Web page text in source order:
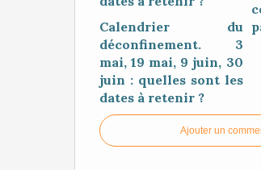
Calendrier du
déconfinement. 3
mai, 19 mai, 9 juin, 30
juin : quelles sont les
dates à retenir ?
Ajouter un